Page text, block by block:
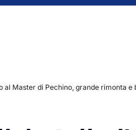
al Master di Pechino, grande rimonta e